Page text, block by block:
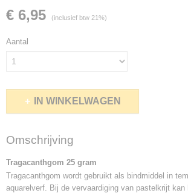
€ 6,95 (inclusief btw 21%)
Aantal
IN WINKELWAGEN
Omschrijving
Tragacanthgom 25 gram
Tragacanthgom wordt gebruikt als bindmiddel in
aquarelverf. Bij de vervaardiging van pastelkrijt kan